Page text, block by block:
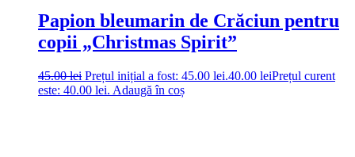
Papion bleumarin de Crăciun pentru
copii „Christmas Spirit”
45.00lei Prețul inițial a fost: 45.00 lei.40.00 leiPrețul curent
este: 40.00 lei. Adaugă în coș